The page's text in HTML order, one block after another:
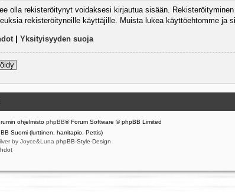
olla rekisteröitynyt voidaksesi kirjautua sisään.
rekisteröityneille käyttäjille. Muista lukea käyttöehtomme ja
| Yksityisyyden suoja
ohjelmisto phpBB® Forum Software © phpBB Limited
Suomi (lurttinen, harritapio, Pettis)
by Joyce&Luna phpBB-Style-Design